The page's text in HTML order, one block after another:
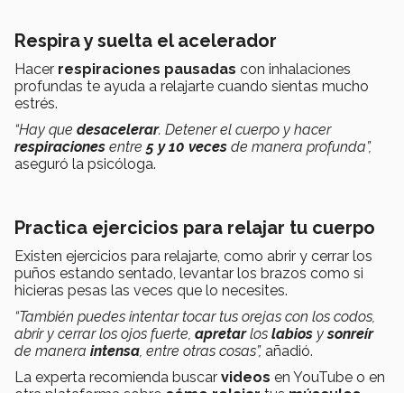
Respira y suelta el acelerador
Hacer respiraciones pausadas con inhalaciones
profundas te ayuda a relajarte cuando sientas mucho
estrés.
“Hay que desacelerar. Detener el cuerpo y hacer
respiraciones entre 5 y 10 veces de manera profunda”,
aseguró la psicóloga.
Practica ejercicios para relajar tu cuerpo
Existen ejercicios para relajarte, como abrir y cerrar los
puños estando sentado, levantar los brazos como si
hicieras pesas las veces que lo necesites.
“También puedes intentar tocar tus orejas con los codos,
abrir y cerrar los ojos fuerte, apretarlos labios ysonreír
de manera intensa, entre otras cosas”, añadió.
La experta recomienda buscar videos en YouTube o en